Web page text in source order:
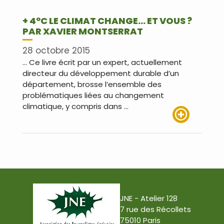
+ 4°C LE CLIMAT CHANGE… ET VOUS ?
PAR XAVIER MONTSERRAT
28 octobre 2015
… Ce livre écrit par un expert, actuellement
directeur du développement durable d’un
département, brosse l’ensemble des
problématiques liées au changement
climatique, y compris dans …
JNE - Atelier 128
7 rue des Récollets
75010 Paris